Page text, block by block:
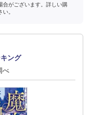
がございます。詳しい購
。
ング
べ